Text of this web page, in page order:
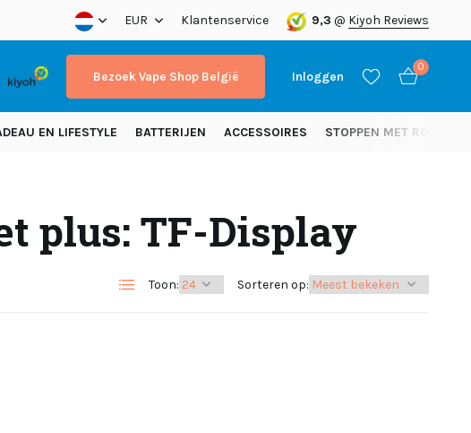
Gratis verzending vanaf 50 euro (NL)
EUR Klantenservice 9,3 @ Kiyoh Reviews
Bezoek Vape Shop België Inloggen
Account aanmaken
0
EN LIFESTYLE BATTERIJEN ACCESSOIRES STOPPEN MET ROKEN
plus: TF-Display
Toon: Sorteren op: